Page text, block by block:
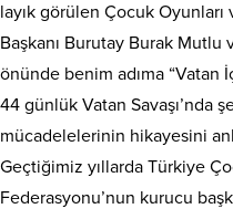
layık görülen Çocuk
Başkanı Burutay Burak Mutlu
önünde benim adıma “Vatan
44 günlük Vatan Savaşı’nda
mücadelelerinin hikayesini
Geçtiğimiz yıllarda Türkiye
Federasyonu’nun kurucu